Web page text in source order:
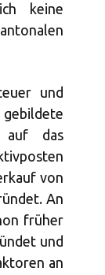
keine
und
gebildete
auf das
von
An
früher
und
an